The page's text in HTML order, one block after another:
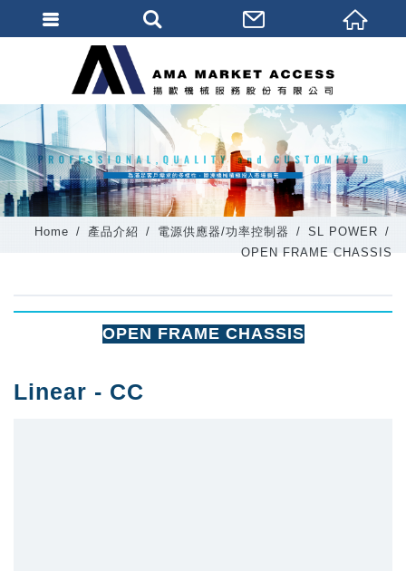
Home 產品介紹 電源供應器/功率控制器
SL POWER
OPEN FRAME CHASSIS
OPEN FRAME CHASSIS
Linear - CC
會員登入(燈箱)
加入會員
忘記密碼
密碼修改
訂單查詢
會員登出